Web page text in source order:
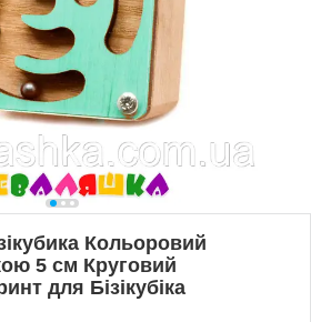
Кольоровий
5 см Круговий
для Бізікубіка